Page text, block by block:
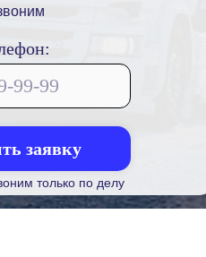
заявку
только по делу